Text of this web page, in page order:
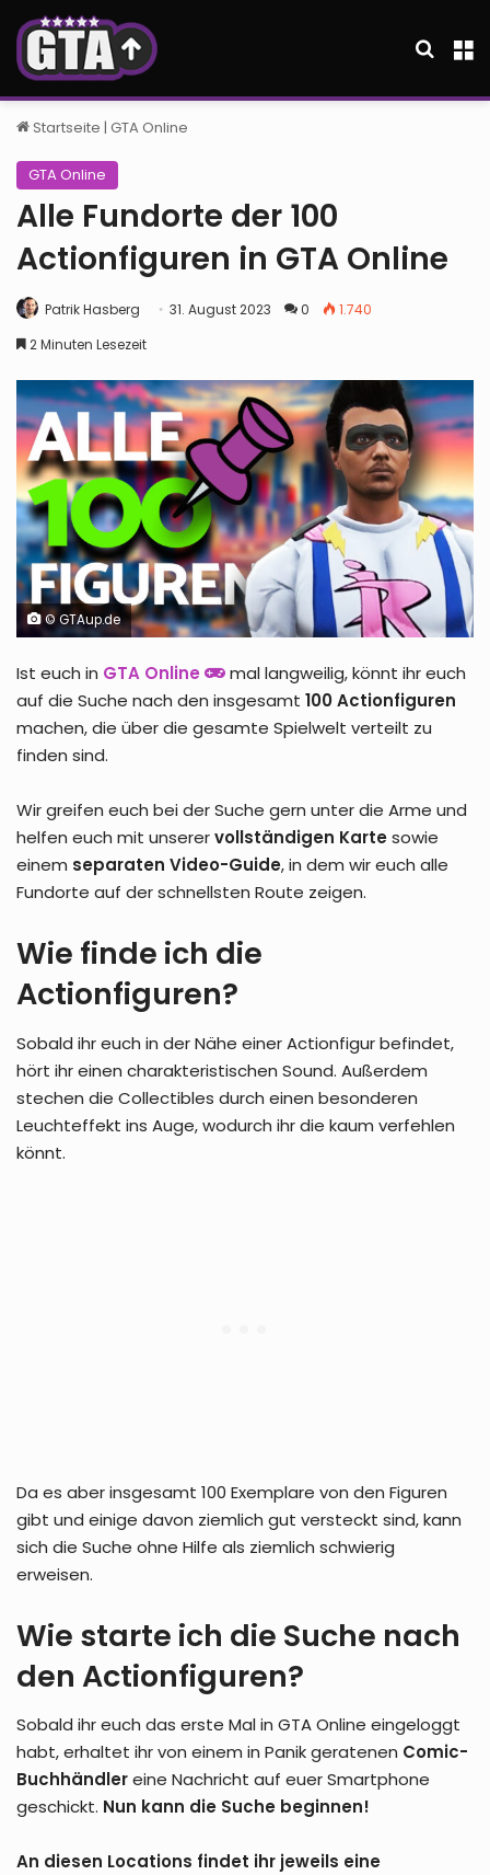
Startseite | GTA Online
GTA Online
Alle Fundorte der 100
Actionfiguren in GTA Online
Patrik Hasberg 31. August 2023 0
1.740
2 Minuten Lesezeit
© GTAup.de
Ist euch in GTA Online
mal langweilig, könnt ihr euch
auf die Suche nach den insgesamt 100 Actionfiguren
machen, die über die gesamte Spielwelt verteilt zu
finden sind.
Wir greifen euch bei der Suche gern unter die Arme und
helfen euch mit unserervollständigen Kartesowie
einem separaten Video-Guide, in dem wir euch alle
Fundorte auf der schnellsten Route zeigen.
Wie finde ich die
Actionfiguren?
Sobald ihr euch in der Nähe einer Actionfigur befindet,
hört ihr einen charakteristischen Sound. Außerdem
stechen die Collectibles durch einen besonderen
Leuchteffekt ins Auge, wodurch ihr die kaum verfehlen
könnt.
Da es aber insgesamt 100 Exemplare von den Figuren
gibt und einige davon ziemlich gut versteckt sind, kann
sich die Suche ohne Hilfe als ziemlich schwierig
erweisen.
Wie starte ich die Suche nach
den Actionfiguren?
Sobald ihr euch das erste Mal in GTA Online eingeloggt
habt, erhaltet ihr von einem in Panik geratenen Comic-
Buchhändlereine Nachricht auf euer Smartphone
geschickt. Nun kann die Suche beginnen!
An diesen Locations findet ihr jeweils eine